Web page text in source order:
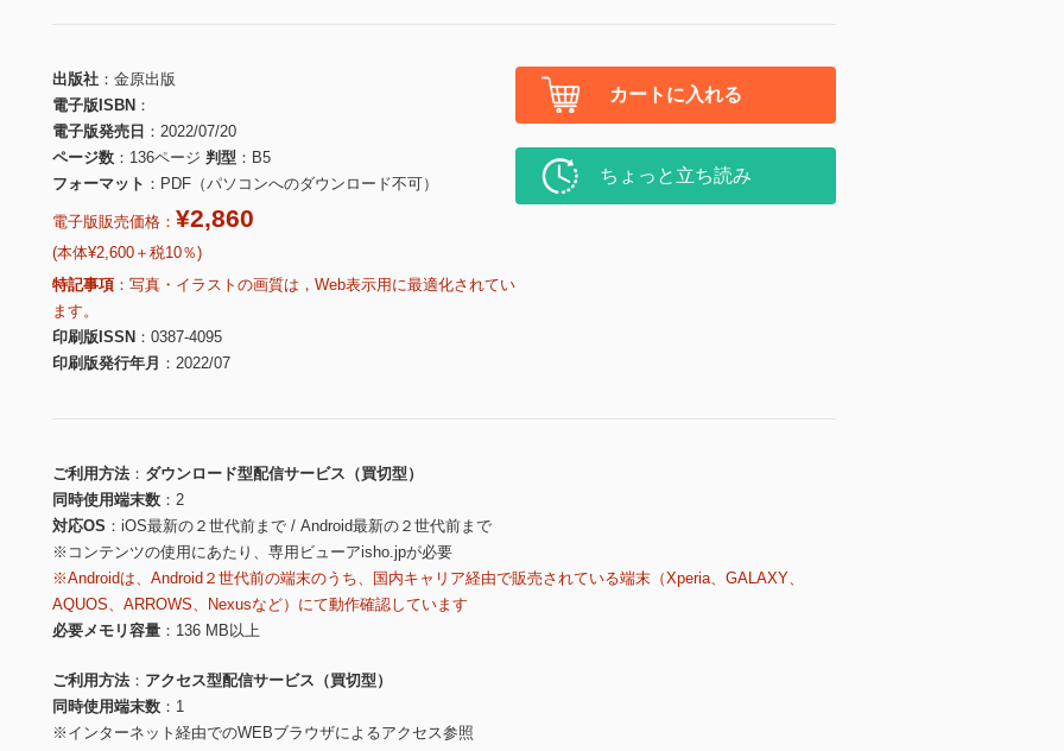
出版社
金原出版
電子版ISBN
電子版発売日
2022/07/20
ページ数
136ページ 判型
B5
フォーマット
PDF（パソコンへのダウンロード不可）
電子版販売価格： ¥2,860
(本体¥2,600＋税10％)
特記事項
写真・イラストの画質は，Web表示用に最適化されてい
ます。
印刷版ISSN
0387-4095
印刷版発行年月
2022/07
カートに入れる
ちょっと立ち読み
ご利用方法
ダウンロード型配信サービス（買切型）
同時使用端末数
2
対応OS
iOS最新の２世代前まで / Android最新の２世代前まで
※コンテンツの使用にあたり、専用ビューアisho.jpが必要
※Androidは、Android２世代前の端末のうち、国内キャリア経由で販売されている端末（Xperia、GALAXY、
AQUOS、ARROWS、Nexusなど）にて動作確認しています
必要メモリ容量
136 MB以上
ご利用方法
アクセス型配信サービス（買切型）
同時使用端末数
1
※インターネット経由でのWEBブラウザによるアクセス参照